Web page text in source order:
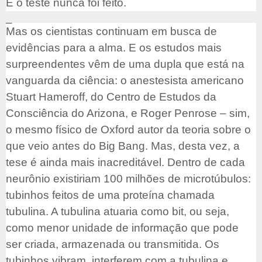
E o teste nunca foi feito.
–
Mas os cientistas continuam em busca de
evidências para a alma. E os estudos mais
surpreendentes vêm de uma dupla que está na
vanguarda da ciência: o anestesista americano
Stuart Hameroff, do Centro de Estudos da
Consciência do Arizona, e Roger Penrose – sim,
o mesmo físico de Oxford autor da teoria sobre o
que veio antes do Big Bang. Mas, desta vez, a
tese é ainda mais inacreditável. Dentro de cada
neurônio existiriam 100 milhões de microtúbulos:
tubinhos feitos de uma proteína chamada
tubulina. A tubulina atuaria como bit, ou seja,
como menor unidade de informação que pode
ser criada, armazenada ou transmitida. Os